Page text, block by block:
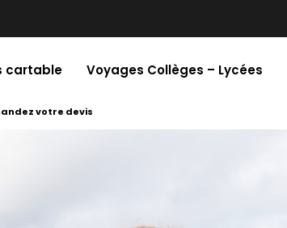
cartable Voyages Collèges – Lycées
votre devis